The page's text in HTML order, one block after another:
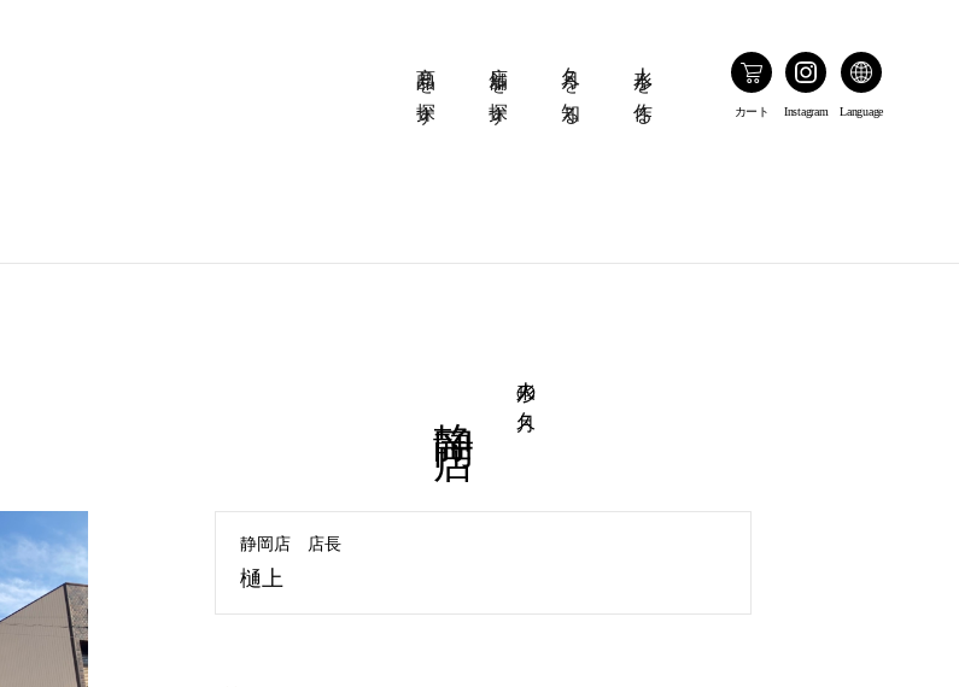
商品を探す 店舗を探す 久月を知る 人形を作る カート Instagram Language
人形の久月
静岡店 店長
樋上